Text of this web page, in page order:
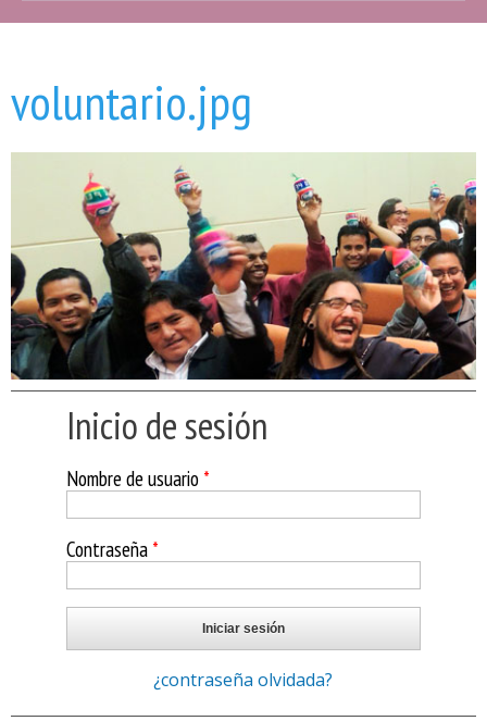
Se encuentra usted aquí
voluntario.jpg
Inicio de sesión
Nombre de usuario *
Contraseña *
¿contraseña olvidada?